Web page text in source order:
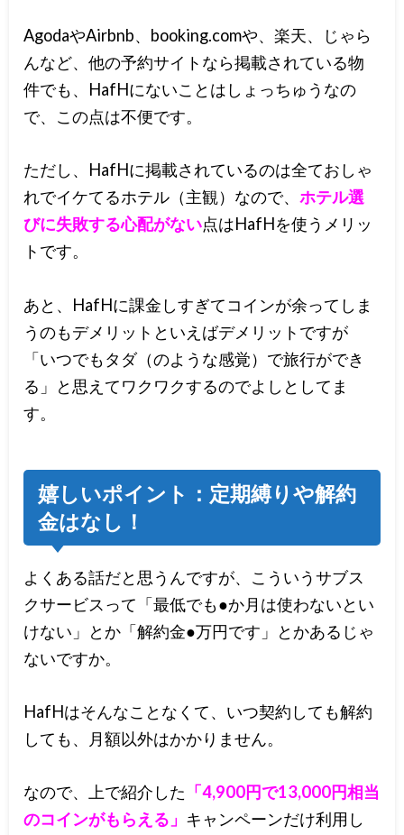
AgodaやAirbnb、booking.comや、楽天、じゃら
んなど、他の予約サイトなら掲載されている物
件でも、HafHにないことはしょっちゅうなの
で、この点は不便です。
ただし、HafHに掲載されているのは全ておしゃ
れでイケてるホテル（主観）なので、ホテル選
びに失敗する心配がない点はHafHを使うメリッ
トです。
あと、HafHに課金しすぎてコインが余ってしま
うのもデメリットといえばデメリットですが
「いつでもタダ（のような感覚）で旅行ができ
る」と思えてワクワクするのでよしとしてま
す。
嬉しいポイント：定期縛りや解約
金はなし！
よくある話だと思うんですが、こういうサブス
クサービスって「最低でも●か月は使わないとい
けない」とか「解約金●万円です」とかあるじゃ
ないですか。
HafHはそんなことなくて、いつ契約しても解約
しても、月額以外はかかりません。
なので、上で紹介した 「4,900円で13,000円相当
のコインがもらえる」 キャンペーンだけ利用し